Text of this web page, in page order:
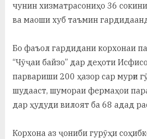
чунин хизматрасониҳо 36
ва маоши хуб таъмин
Бо фаъол гардидани корхонаи
“Чӯҷаи байзо” дар деҳоти
парвариши 200 ҳазор сар мурғи
шудааст, шумораи фермаҳои
дар ҳудуди вилоят ба 68 адад
Корхона аз ҷониби гурӯҳи